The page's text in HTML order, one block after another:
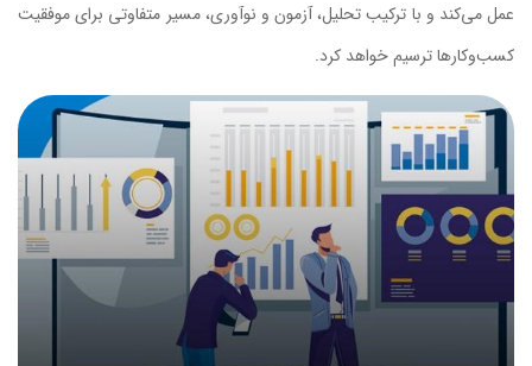
عمل می‌کند و با ترکیب تحلیل، آزمون و نوآوری، مسیر متفاوتی برای موفقیت
کسب‌وکارها ترسیم خواهد کرد.